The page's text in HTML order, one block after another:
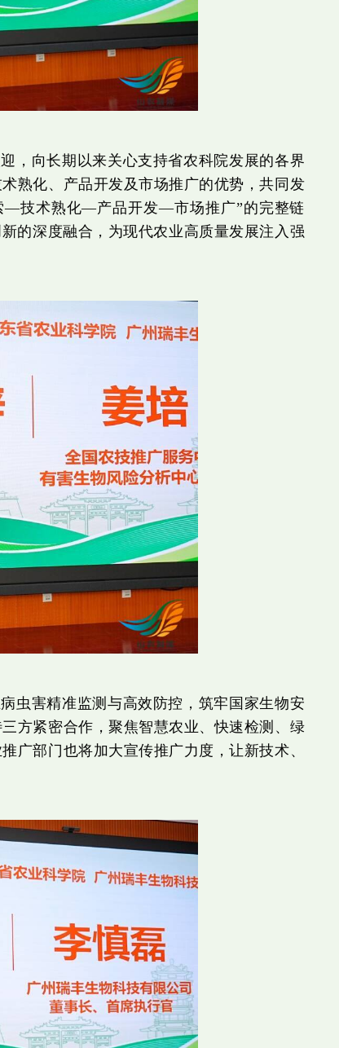
，向长期以来关心支持省农科院发展的各界
熟化、产品开发及市场推广的优势，共同发
—技术熟化—产品开发—市场推广”的完整链
的深度融合，为现代农业高质量发展注入强
虫害精准监测与高效防控，筑牢国家生物安
方紧密合作，聚焦智慧农业、快速检测、绿
广部门也将加大宣传推广力度，让新技术、